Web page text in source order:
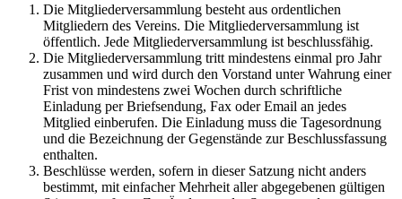
Die Mitgliederversammlung besteht aus ordentlichen
Mitgliedern des Vereins. Die Mitgliederversammlung ist
öffentlich. Jede Mitgliederversammlung ist beschlussfähig.
Die Mitgliederversammlung tritt mindestens einmal pro Jahr
zusammen und wird durch den Vorstand unter Wahrung einer
Frist von mindestens zwei Wochen durch schriftliche
Einladung per Briefsendung, Fax oder Email an jedes
Mitglied einberufen. Die Einladung muss die Tagesordnung
und die Bezeichnung der Gegenstände zur Beschlussfassung
enthalten.
Beschlüsse werden, sofern in dieser Satzung nicht anders
bestimmt, mit einfacher Mehrheit aller abgegebenen gültigen